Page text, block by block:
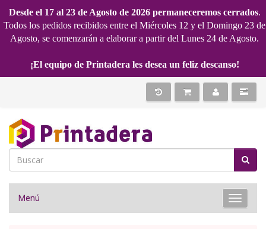
Desde el 17 al 23 de Agosto de 2026 permaneceremos cerrados.
Todos los pedidos recibidos entre el Miércoles 12 y el Domingo 23 de
Agosto, se comenzarán a elaborar a partir del Lunes 24 de Agosto.
¡El equipo de Printadera les desea un feliz descanso!
Toggle
Menú